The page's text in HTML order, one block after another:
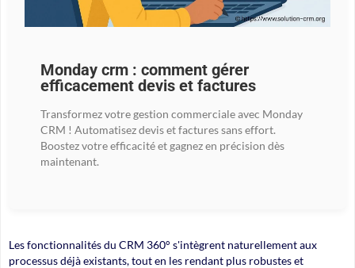
Monday crm : comment gérer
efficacement devis et factures
Transformez votre gestion commerciale avec Monday
CRM ! Automatisez devis et factures sans effort.
Boostez votre efficacité et gagnez en précision dès
maintenant.
Les fonctionnalités du CRM 360° s'intègrent naturellement aux
processus déjà existants, tout en les rendant plus robustes et